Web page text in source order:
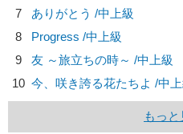
7
ありがとう /中上級
8
Progress /中上級
9
友 ～旅立ちの時～ /中上級
10 今、咲き誇る花たちよ /中上
もっと